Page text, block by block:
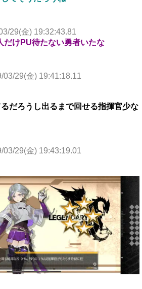
29(金) 19:32:43.81
だけPU待たない勇者いたな
03/29(金) 19:41:18.11
だろうし出るまで回せる指揮官少な
03/29(金) 19:43:19.01